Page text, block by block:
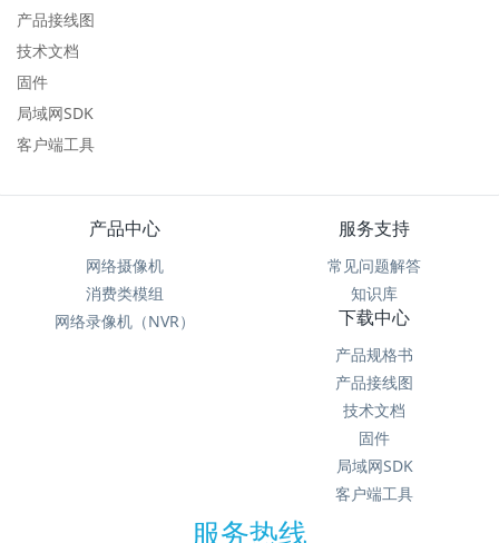
产品接线图
技术文档
固件
局域网SDK
客户端工具
产品中心
网络摄像机
消费类模组
网络录像机（NVR）
服务支持
常见问题解答
知识库
下载中心
产品规格书
产品接线图
技术文档
固件
局域网SDK
客户端工具
服务热线